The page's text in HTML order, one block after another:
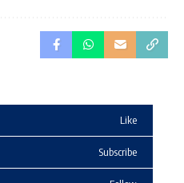
Like
Subscribe